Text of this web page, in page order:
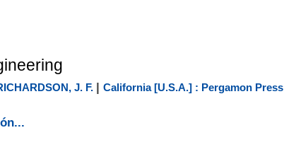
J. F. | California [U.S.A.] : Pergamon Press